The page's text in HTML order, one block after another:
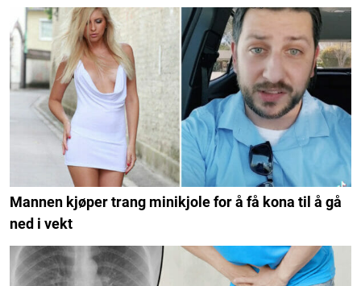
Mannen kjøper trang minikjole for å få kona til å gå
ned i vekt